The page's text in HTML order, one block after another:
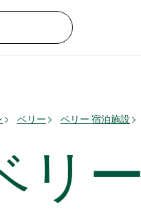
ベリー ベリー 宿泊施設
リー